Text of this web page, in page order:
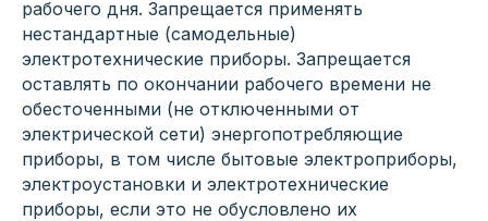
рабочего дня. Запрещается применять
нестандартные (самодельные)
электротехнические приборы. Запрещается
оставлять по окончании рабочего времени не
обесточенными (не отключенными от
электрической сети) энергопотребляющие
приборы, в том числе бытовые электроприборы,
электроустановки и электротехнические
приборы, если это не обусловлено их